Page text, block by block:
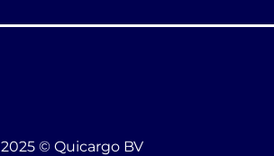
2025 © Quicargo BV